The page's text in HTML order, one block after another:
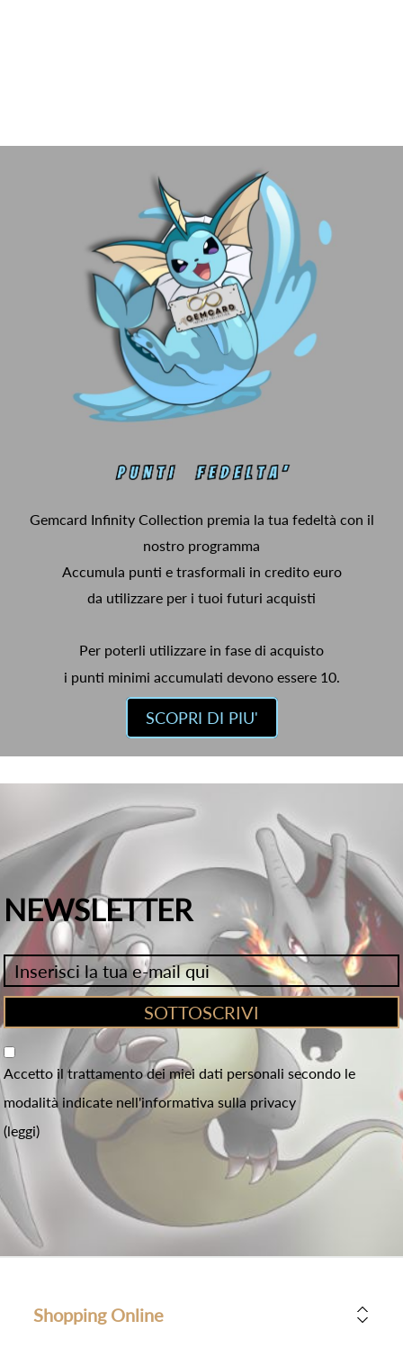
Gemcard Infinity Collection premia la tua fedeltà con il
nostro programma
Accumula punti e trasformali in credito euro
da utilizzare per i tuoi futuri acquisti
Per poterli utilizzare in fase di acquisto
i punti minimi accumulati devono essere 10.
SCOPRI DI PIU'
NEWSLETTER
Accetto il trattamento dei miei dati personali secondo le
modalità indicate nell'informativa sulla privacy
(leggi)
Shopping Online